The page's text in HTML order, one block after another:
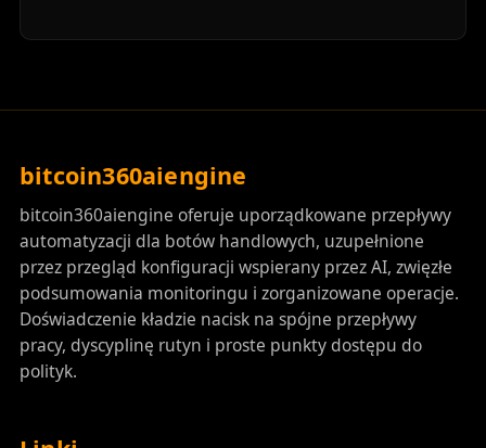
bitcoin360aiengine
bitcoin360aiengine oferuje uporządkowane przepływy
automatyzacji dla botów handlowych, uzupełnione
przez przegląd konfiguracji wspierany przez AI, zwięzłe
podsumowania monitoringu i zorganizowane operacje.
Doświadczenie kładzie nacisk na spójne przepływy
pracy, dyscyplinę rutyn i proste punkty dostępu do
polityk.